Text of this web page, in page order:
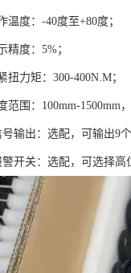
温度：-40度至+80度；
精度：5%；
扭力矩：300-400N.M；
范围：100mm-1500mm
号输出：选配，可输出9
警开关：选配，可选择高